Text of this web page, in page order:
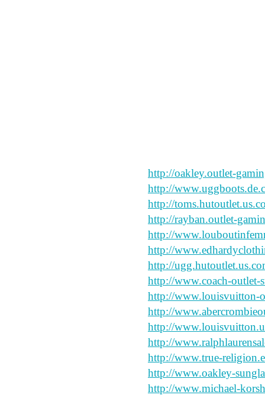
http://oakley.outlet-
http://
http://
http://rayban.outlet-
http://
http://
http://
http://www.coach-outlet-
http://www.louisvuitton-
http://
http://
http://
http://www.true-
http://www.oakley-
http://www.michael-